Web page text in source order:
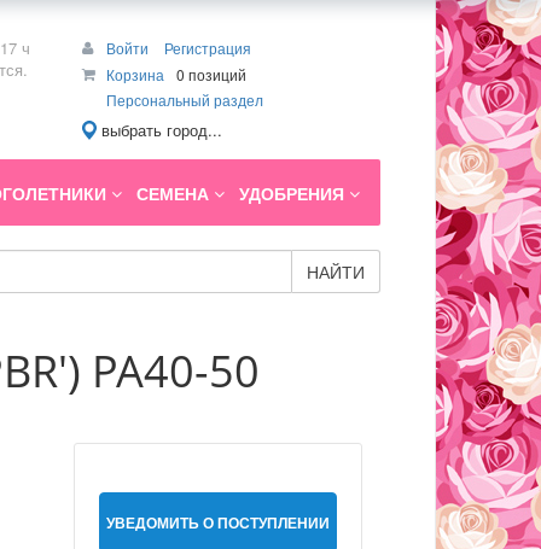
ч
Войти
Регистрация
Корзина
0 позиций
Персональный раздел
выбрать город...
СЕМЕНА УДОБРЕНИЯ
НАЙТИ
PA40-50
УВЕДОМИТЬ О ПОСТУПЛЕНИИ